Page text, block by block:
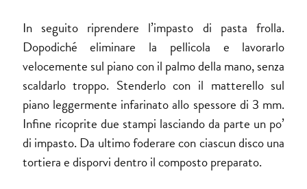
In seguito riprendere l’impasto di pasta frolla.
Dopodiché eliminare la pellicola e lavorarlo
velocemente sul piano con il palmo della mano, senza
scaldarlo troppo. Stenderlo con il matterello sul
piano leggermente infarinato allo spessore di 3 mm.
Infine ricoprite due stampi lasciando da parte un po’
di impasto. Da ultimo foderare con ciascun disco una
tortiera e disporvi dentro il composto preparato.